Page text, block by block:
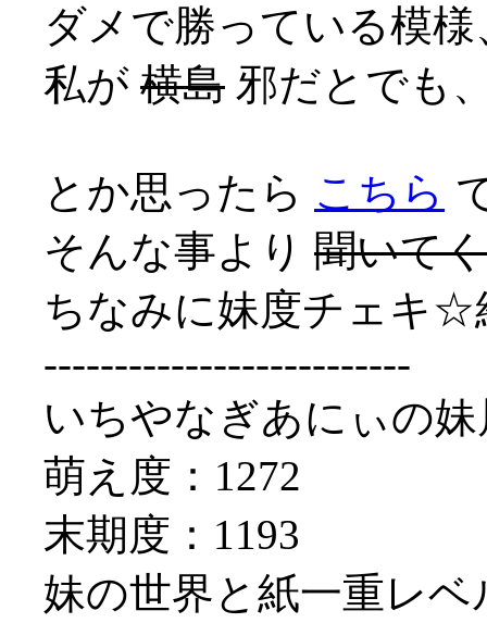
ダメで勝っている模
私が 横島 邪だとでも
とか思ったら こちら
そんな事より 聞いて
ちなみに妹度チェキ☆
--------------------------
いちやなぎあにぃの
萌え度：1272
末期度：1193
妹の世界と紙一重レベ